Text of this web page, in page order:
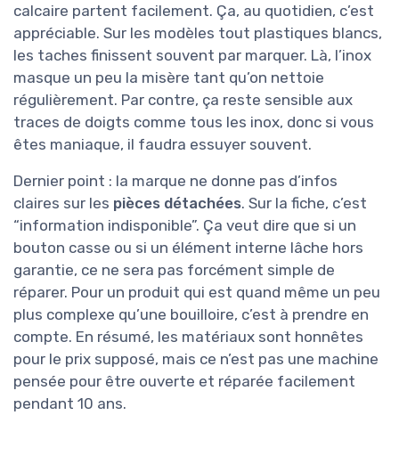
calcaire partent facilement. Ça, au quotidien, c’est
appréciable. Sur les modèles tout plastiques blancs,
les taches finissent souvent par marquer. Là, l’inox
masque un peu la misère tant qu’on nettoie
régulièrement. Par contre, ça reste sensible aux
traces de doigts comme tous les inox, donc si vous
êtes maniaque, il faudra essuyer souvent.
Dernier point : la marque ne donne pas d’infos
claires sur les pièces détachées. Sur la fiche, c’est
“information indisponible”. Ça veut dire que si un
bouton casse ou si un élément interne lâche hors
garantie, ce ne sera pas forcément simple de
réparer. Pour un produit qui est quand même un peu
plus complexe qu’une bouilloire, c’est à prendre en
compte. En résumé, les matériaux sont honnêtes
pour le prix supposé, mais ce n’est pas une machine
pensée pour être ouverte et réparée facilement
pendant 10 ans.